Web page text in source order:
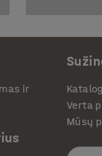
ir
Verta
Mūsų